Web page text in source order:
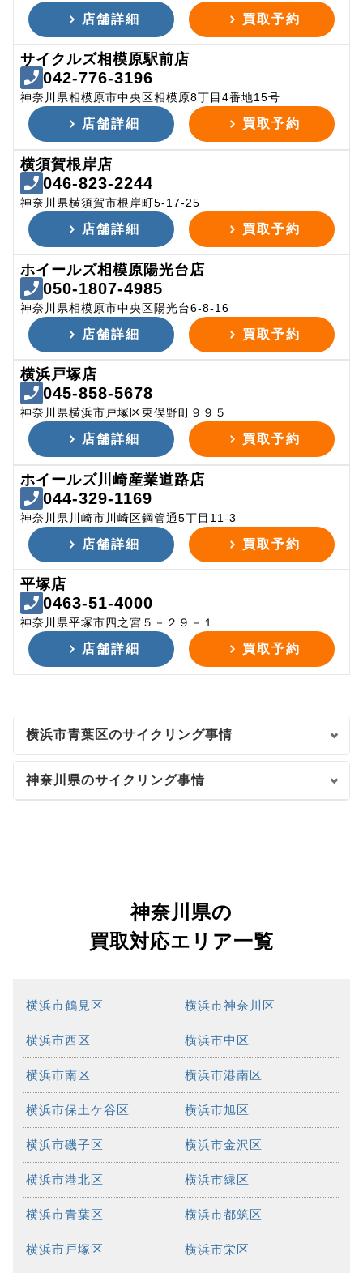
店舗詳細 買取予約
サイクルズ相模原駅前店
042-776-3196
神奈川県相模原市中央区相模原8丁目4番地15号
店舗詳細 買取予約
横須賀根岸店
046-823-2244
神奈川県横須賀市根岸町5-17-25
店舗詳細 買取予約
ホイールズ相模原陽光台店
050-1807-4985
神奈川県相模原市中央区陽光台6-8-16
店舗詳細 買取予約
横浜戸塚店
045-858-5678
神奈川県横浜市戸塚区東俣野町９９５
店舗詳細 買取予約
ホイールズ川崎産業道路店
044-329-1169
神奈川県川崎市川崎区鋼管通5丁目11-3
店舗詳細 買取予約
平塚店
0463-51-4000
神奈川県平塚市四之宮５－２９－１
店舗詳細 買取予約
横浜市青葉区のサイクリング事情
神奈川県のサイクリング事情
神奈川県の
買取対応エリア一覧
横浜市鶴見区 横浜市神奈川区
横浜市西区 横浜市中区
横浜市南区 横浜市港南区
横浜市保土ケ谷区 横浜市旭区
横浜市磯子区 横浜市金沢区
横浜市港北区 横浜市緑区
横浜市青葉区 横浜市都筑区
横浜市戸塚区 横浜市栄区